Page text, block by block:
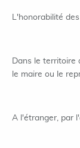
L'honorabilité
Dans le territoire
le maire ou le
A l'étranger, par